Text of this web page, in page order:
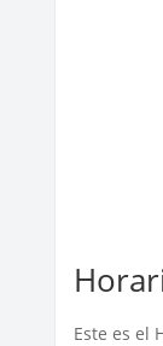
Este es el